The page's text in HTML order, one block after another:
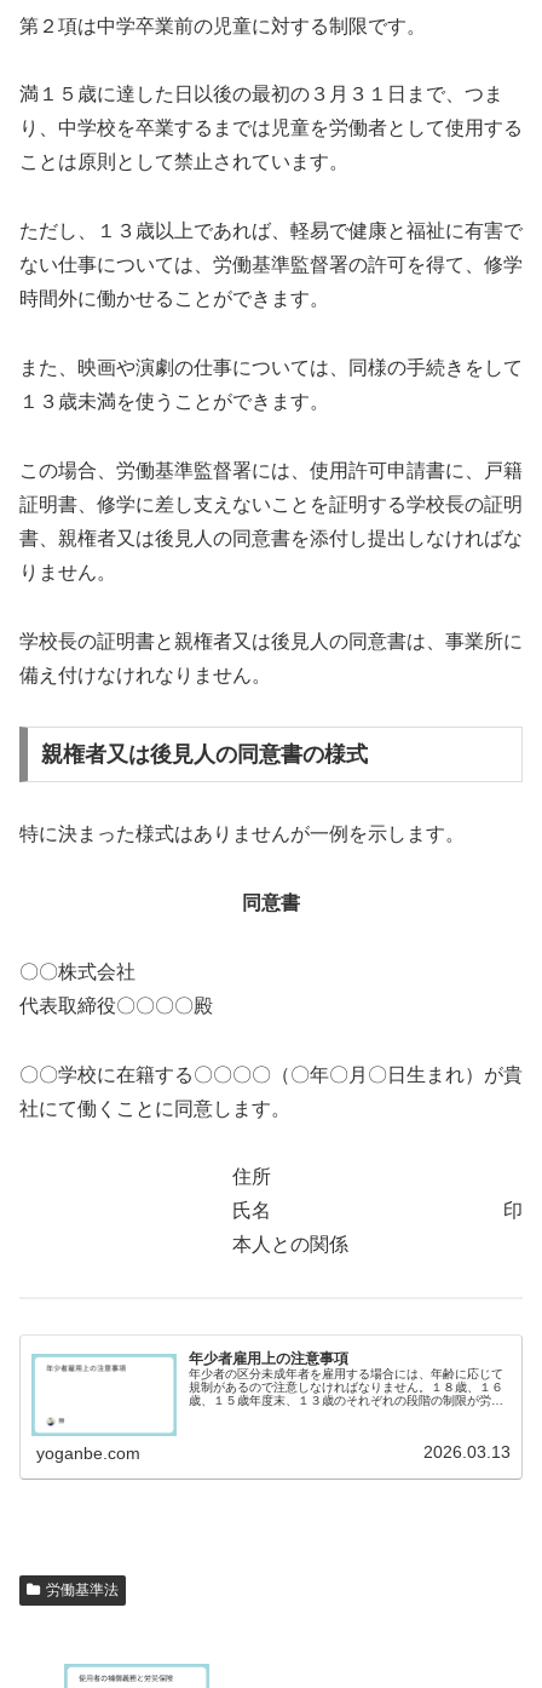
第２項は中学卒業前の児童に対する制限です。
満１５歳に達した日以後の最初の３月３１日まで、つま
り、中学校を卒業するまでは児童を労働者として使用する
ことは原則として禁止されています。
ただし、１３歳以上であれば、軽易で健康と福祉に有害で
ない仕事については、労働基準監督署の許可を得て、修学
時間外に働かせることができます。
また、映画や演劇の仕事については、同様の手続きをして
１３歳未満を使うことができます。
この場合、労働基準監督署には、使用許可申請書に、戸籍
証明書、修学に差し支えないことを証明する学校長の証明
書、親権者又は後見人の同意書を添付し提出しなければな
りません。
学校長の証明書と親権者又は後見人の同意書は、事業所に
備え付けなけれなりません。
親権者又は後見人の同意書の様式
特に決まった様式はありませんが一例を示します。
同意書
〇〇株式会社
代表取締役〇〇〇〇殿
〇〇学校に在籍する〇〇〇〇（〇年〇月〇日生まれ）が貴
社にて働くことに同意します。
住所
氏名 印
本人との関係
年少者雇用上の注意事項
年少者の区分未成年者を雇用する場合には、年齢に応じて
規制があるので注意しなければなりません。１８歳、１６
歳、１５歳年度末、１３歳のそれぞれの段階の制限が労働
yoganbe.com 2026.03.13
労働基準法